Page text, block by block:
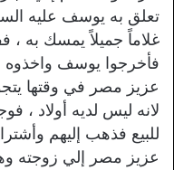
تعلق به يوسف عليه
غلاماً جميلاً يمسك به ،
فأخرجوا يوسف واخذوه
عزيز مصر في وقتها
لانه ليس لديه أولاد
للبيع فذهب إليهم
عزيز مصر إلي زوجته